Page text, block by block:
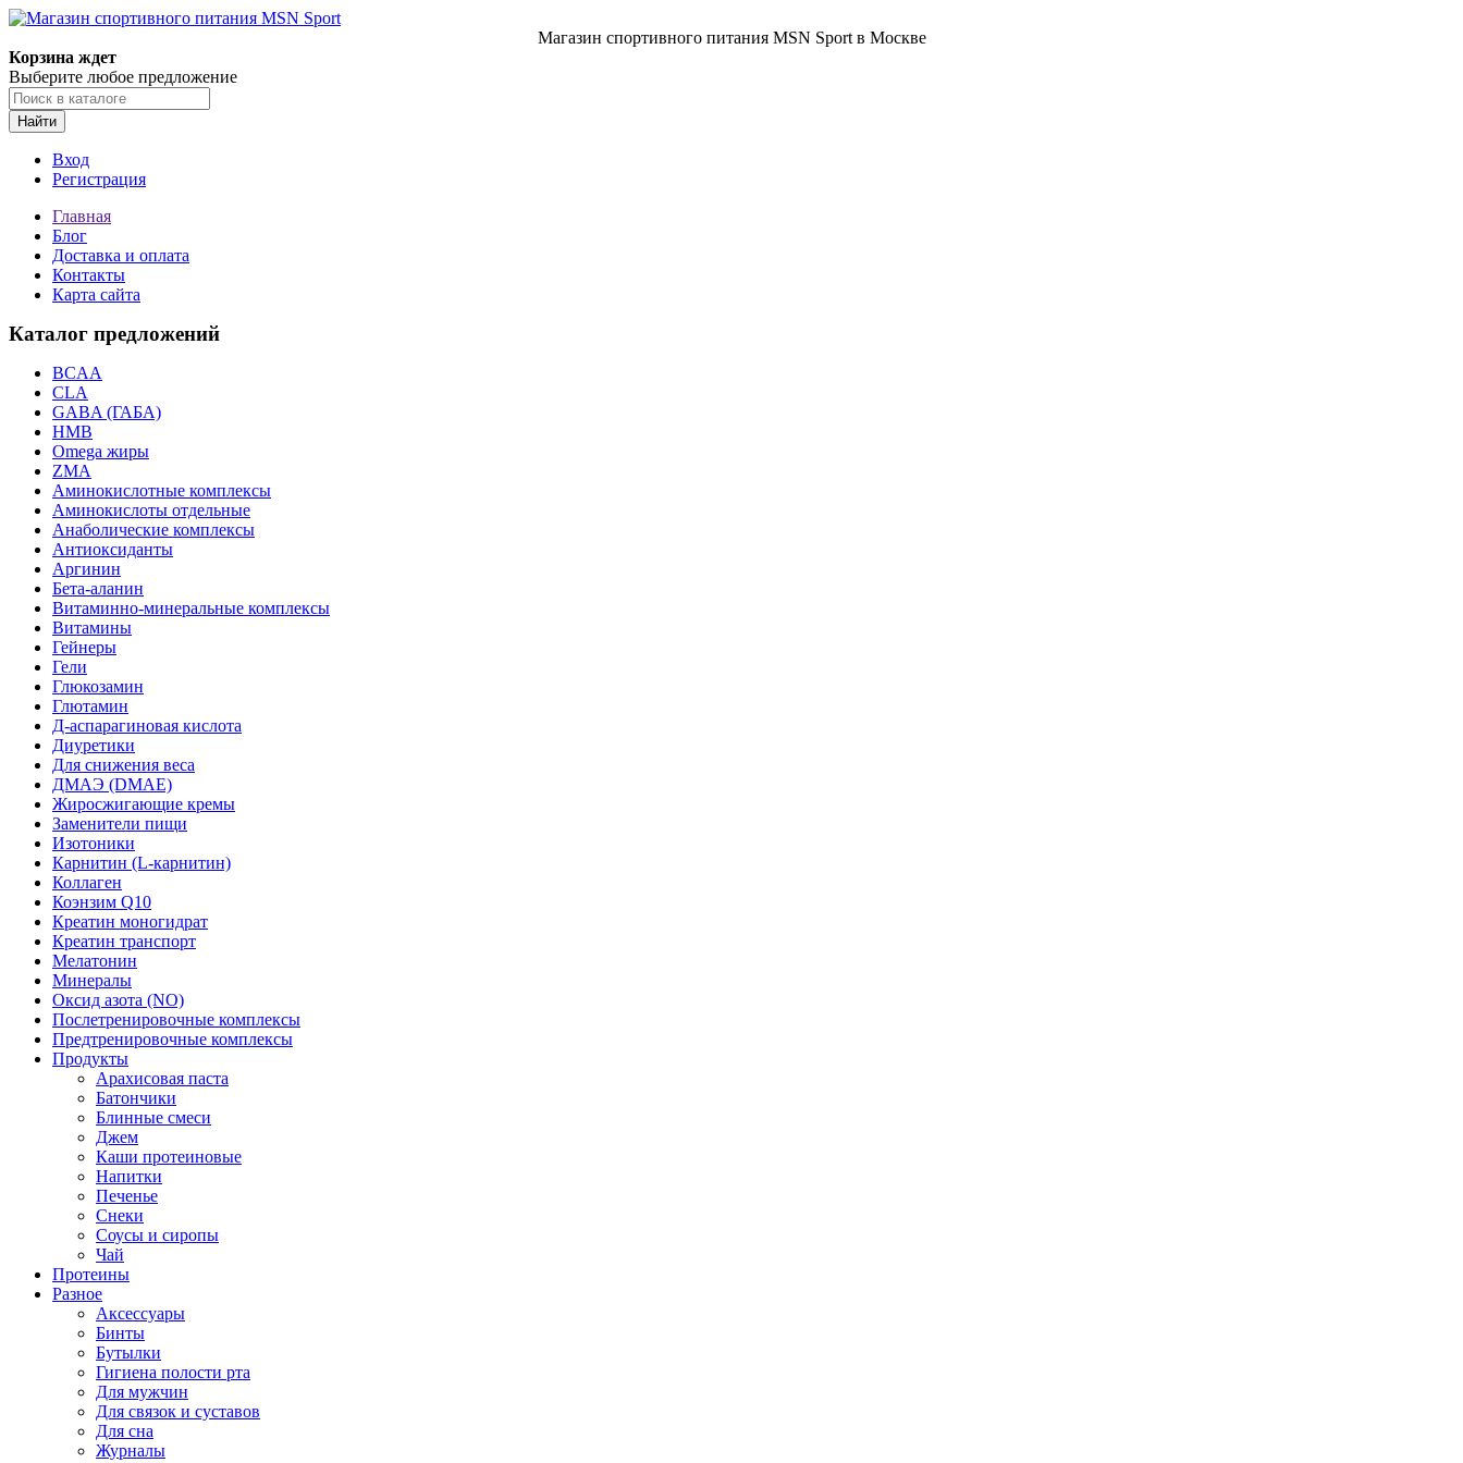
Магазин спортивного питания MSN Sport в Москве
Корзина ждет
Выберите любое предложение
Найти
Вход
Регистрация
Главная
Блог
Доставка и оплата
Контакты
Карта сайта
Каталог предложений
BCAA
CLA
GABA (ГАБА)
HMB
Omega жиры
ZMA
Аминокислотные комплексы
Аминокислоты отдельные
Анаболические комплексы
Антиоксиданты
Аргинин
Бета-аланин
Витаминно-минеральные комплексы
Витамины
Гейнеры
Гели
Глюкозамин
Глютамин
Д-аспарагиновая кислота
Диуретики
Для снижения веса
ДМАЭ (DMAE)
Жиросжигающие кремы
Заменители пищи
Изотоники
Карнитин (L-карнитин)
Коллаген
Коэнзим Q10
Креатин моногидрат
Креатин транспорт
Мелатонин
Минералы
Оксид азота (NO)
Послетренировочные комплексы
Предтренировочные комплексы
Продукты
Арахисовая паста
Батончики
Блинные смеси
Джем
Каши протеиновые
Напитки
Печенье
Снеки
Соусы и сиропы
Чай
Протеины
Разное
Аксессуары
Бинты
Бутылки
Гигиена полости рта
Для мужчин
Для связок и суставов
Для сна
Журналы